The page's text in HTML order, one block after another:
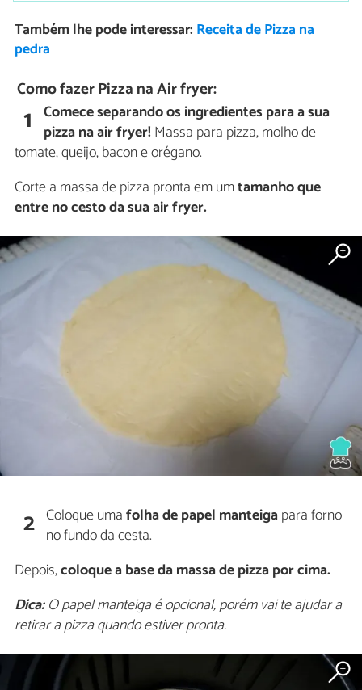
Também lhe pode interessar: Receita de Pizza na
pedra
Como fazer Pizza na Air fryer:
1 Comece separando os ingredientes para a sua
pizza na air fryer!Massa para pizza, molho de
tomate, queijo, bacon e orégano.
Corte a massa de pizza pronta em umtamanho que
entre no cesto da sua air fryer.
2 Coloque umafolha de papel manteigapara forno
no fundo da cesta.
Depois,coloque a base da massa de pizza por cima.
Dica:O papel manteiga é opcional, porém vai te ajudar a
retirar a pizza quando estiver pronta.